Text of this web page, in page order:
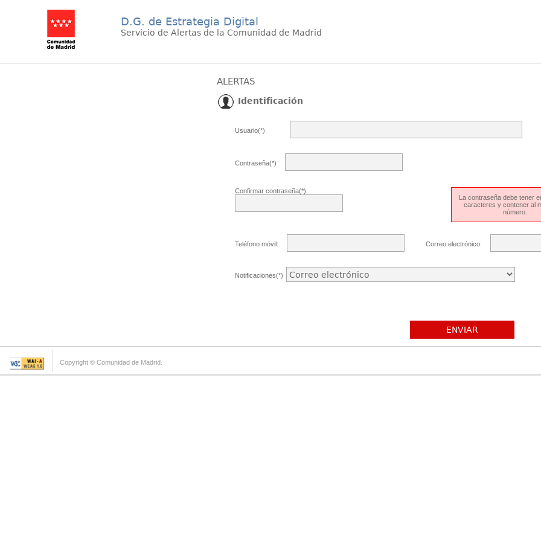
D.G. de Estrategia Digital
Servicio de Alertas de la Comunidad de Madrid
ALERTAS
Identificación
Usuario(*)
Contraseña(*)
Confirmar contraseña(*)
La contraseña debe tener
caracteres y contener al
número.
Teléfono móvil: Correo electrónico:
Notificaciones(*)
ENVIAR
Copyright © Comunidad de Madrid.